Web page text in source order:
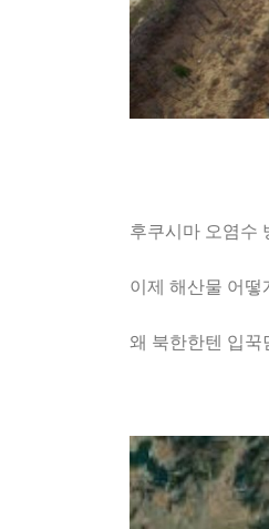
후쿠시마 오염수
이제 해산물 어
왜 북한한텐 입꾹